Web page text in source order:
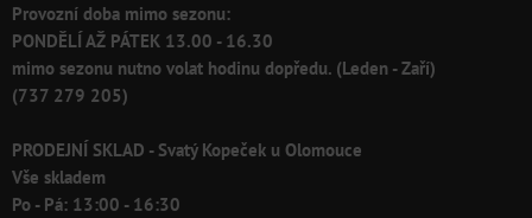
Provozní doba mimo sezonu:
PONDĚLÍ AŽ PÁTEK 13.00 - 16.30
mimo sezonu nutno volat hodinu dopředu. (Leden - Zaří)
(737 279 205)
PRODEJNÍ SKLAD - Svatý Kopeček u Olomouce
Vše skladem
Po - Pá: 13:00 - 16:30